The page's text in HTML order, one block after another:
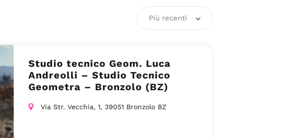
Più recenti
Studio tecnico Geom. Luca
Andreolli – Studio Tecnico
Geometra – Bronzolo (BZ)
Via Str. Vecchia, 1, 39051 Bronzolo BZ